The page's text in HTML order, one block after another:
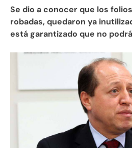
Se dio a conocer que los
robadas, quedaron ya
está garantizado que no